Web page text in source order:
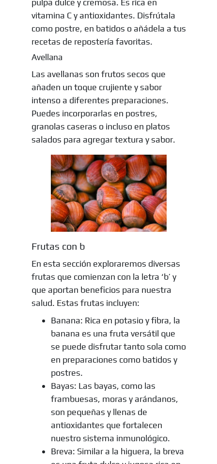
pulpa dulce y cremosa. Es rica en
vitamina C y antioxidantes. Disfrútala
como postre, en batidos o añádela a tus
recetas de repostería favoritas.
Avellana
Las avellanas son frutos secos que
añaden un toque crujiente y sabor
intenso a diferentes preparaciones.
Puedes incorporarlas en postres,
granolas caseras o incluso en platos
salados para agregar textura y sabor.
Frutas con b
En esta sección exploraremos diversas
frutas que comienzan con la letra ‘b’ y
que aportan beneficios para nuestra
salud. Estas frutas incluyen:
Banana: Rica en potasio y fibra, la
banana es una fruta versátil que
se puede disfrutar tanto sola como
en preparaciones como batidos y
postres.
Bayas: Las bayas, como las
frambuesas, moras y arándanos,
son pequeñas y llenas de
antioxidantes que fortalecen
nuestro sistema inmunológico.
Breva: Similar a la higuera, la breva